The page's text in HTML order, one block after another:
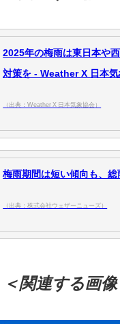
2025年の梅雨は東日本や
対策を - Weather X 日本
（出典：Weather X 日本気象協会）
梅雨期間は短い傾向も、
（出典：株式会社ウェザーニューズ）
＜関連する画像